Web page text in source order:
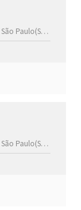
São Paulo(SP)
São Paulo(SP)